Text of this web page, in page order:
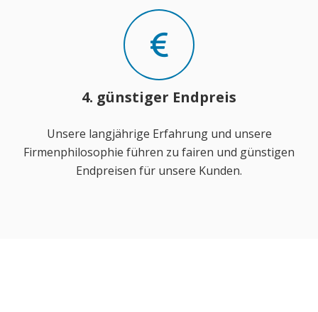
4. günstiger Endpreis
Unsere langjährige Erfahrung und unsere
Firmenphilosophie führen zu fairen und günstigen
Endpreisen für unsere Kunden.